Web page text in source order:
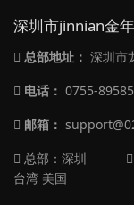
深圳市jinnian金
总部地址： 深圳市
电话： 0755-
邮箱：
总部：深圳
台湾 美国